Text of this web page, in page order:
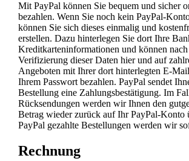
Mit PayPal können Sie bequem und sicher
bezahlen. Wenn Sie noch kein PayPal-
können Sie sich dieses einmalig und
erstellen. Dazu hinterlegen Sie dort Ihre
Kreditkarteninformationen und können nach
Verifizierung dieser Daten hier und auf
Angeboten mit Ihrer dort hinterlegten E-
Ihrem Passwort bezahlen. PayPal sendet
Bestellung eine Zahlungsbestätigung. Im
Rücksendungen werden wir Ihnen den
Betrag wieder zurück auf Ihr PayPal-Konto
PayPal gezahlte Bestellungen werden wir
Rechnung